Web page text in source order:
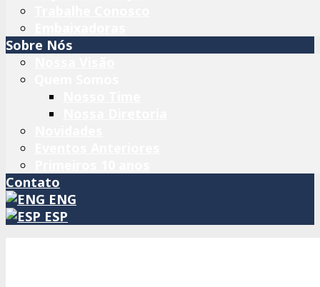
Sobre Nós
Contato
ENG
ESP